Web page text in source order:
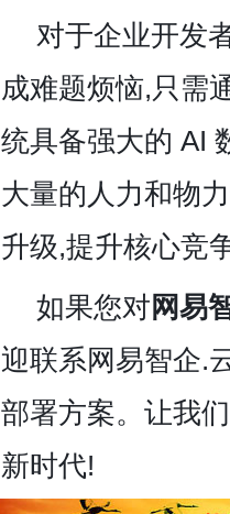
对于企业开发
成难题烦恼,只需
统具备强大的 AI
大量的人力和物
升级,提升核心竞
如果您对 网易
迎联系网易智企.
部署方案。让我
新时代!